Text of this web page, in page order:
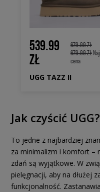
539.99
ZŁ
679.99 ZŁ
679.99 ZŁ
cena
UGG TAZZ II
Jak czyścić UGG?
To jedne z najbardziej
za minimalizm i komfort –
zdań są wyjątkowe. W
pielęgnacji, aby na dłużej
funkcjonalność.